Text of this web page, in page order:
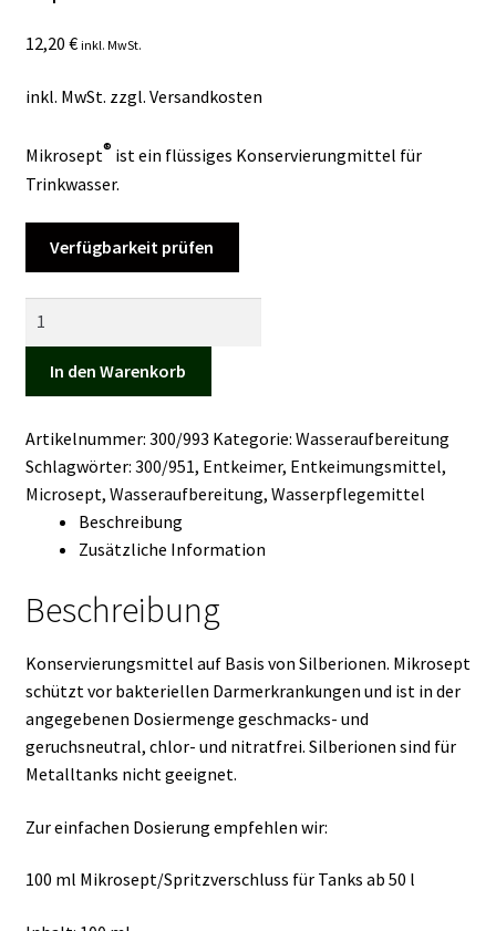
Mein Konto
Warenkorb
12,20 € inkl. MwSt.
inkl. MwSt. zzgl. Versandkosten
Mikrosept® ist ein flüssiges Konservierungmittel für
Trinkwasser.
Verfügbarkeit prüfen
Menge
In den Warenkorb
Artikelnummer: 300/993 Kategorie: Wasseraufbereitung
Schlagwörter: 300/951, Entkeimer, Entkeimungsmittel,
Microsept, Wasseraufbereitung, Wasserpflegemittel
Beschreibung
Zusätzliche Information
Beschreibung
Konservierungsmittel auf Basis von Silberionen. Mikrosept
schützt vor bakteriellen Darmerkrankungen und ist in der
angegebenen Dosiermenge geschmacks- und
geruchsneutral, chlor- und nitratfrei. Silberionen sind für
Metalltanks nicht geeignet.
Zur einfachen Dosierung empfehlen wir:
100 ml Mikrosept/Spritzverschluss für Tanks ab 50 l